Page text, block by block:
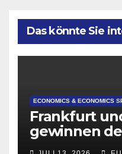
Das könnte Sie
ECONOMICS & ECONOMICS
Frankfurt
gewinnen
Attraktivität